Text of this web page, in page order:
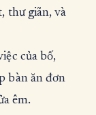
thư giãn, và
của bố,
bàn ăn đơn
êm.